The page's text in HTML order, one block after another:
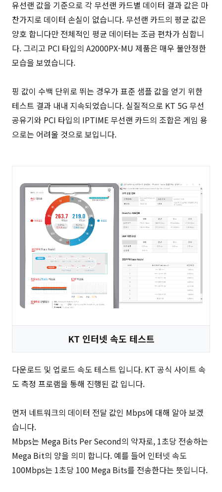
유선랜 값을 기준으로 각 무선랜 카드별 데이터 결과 값은 마
찬가지로 데이터 손실이 없습니다. 무선랜 카드의 평균 값은
양호 합니다만 전체적인 평균 데이터는 조금 편차가 심합니
다. 그리고 PCI 타입의 A2000PX-MU 제품은 매우 불안정한
모습을 보였습니다.
핑 값이 수백 단위로 뛰는 경우가 표준 샘플 값을 얻기 위한
테스트 결과 내내 지속되었습니다. 실질적으로 KT 5G 무선
공유기와 PCI 타입의 IPTIME 무선랜 카드의 조합은 게임 용
으로는 어려울 것으로 보입니다.
KT 인터넷 속도 테스트
다운로드 및 업로드 속도 테스트 입니다. KT 공식 사이트 속
도 측정 프로램을 통해 진행된 값 입니다.
먼저 네트워크의 데이터 전달 값인 Mbps에 대해 알아 보겠
습니다.
Mbps는 Mega Bits Per Second의 약자로, 1초당 전송하는
Mega Bit의 양을 의미 합니다. 예를 들어 인터넷 속도
100Mbps는 1초당 100 Mega Bits를 전송한다는 뜻입니다.